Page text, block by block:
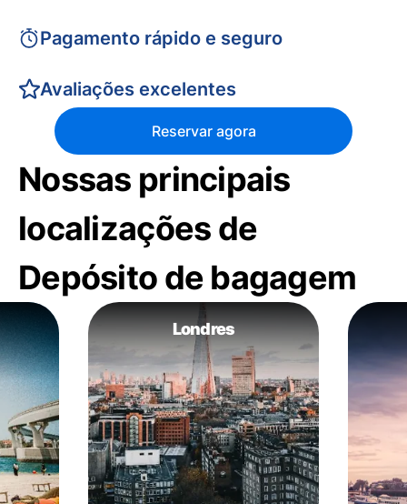
Pagamento rápido e seguro
Avaliações excelentes
Reservar agora
Nossas principais
localizações de
Depósito de bagagem
Londres